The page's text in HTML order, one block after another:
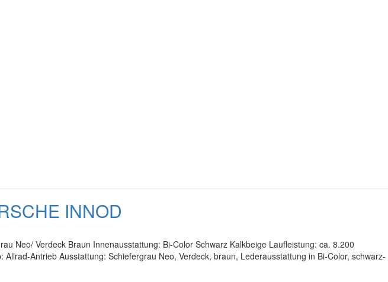
INNOD
Neo/ Verdeck Braun Innenausstattung: Bi-Color Schwarz Kalkbeige Laufleistung: ca. 8.200
Antrieb Ausstattung: Schiefergrau Neo, Verdeck, braun, Lederausstattung in Bi-Color, schwarz-